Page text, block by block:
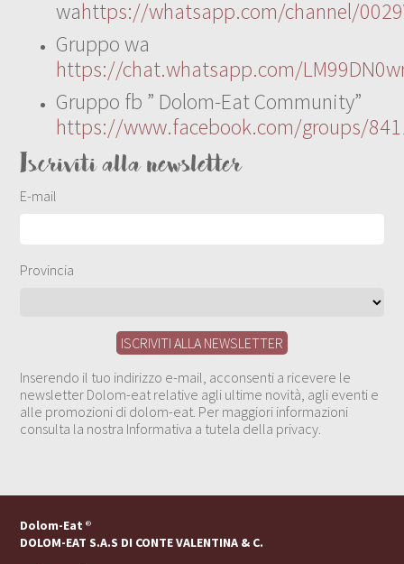
wahttps://whatsapp.com/channel/
Gruppo wa
https://chat.whatsapp.com/
Gruppo fb ” Dolom-Eat Community”
https://www.facebook.com/groups/
Iscriviti alla newsletter
E-mail
Provincia
Inserendo il tuo indirizzo e-mail, acconsenti a ricevere le
newsletter Dolom-eat relative agli ultime novità, agli eventi e
alle promozioni di dolom-eat. Per maggiori informazioni
consulta la nostra Informativa a tutela della privacy.
Dolom-Eat ®
DOLOM-EAT S.A.S DI CONTE VALENTINA & C.